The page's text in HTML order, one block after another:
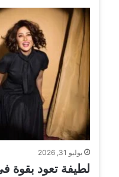
يوليو 31, 2026